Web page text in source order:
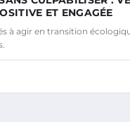
ET ENGAGÉE
à agir en transition